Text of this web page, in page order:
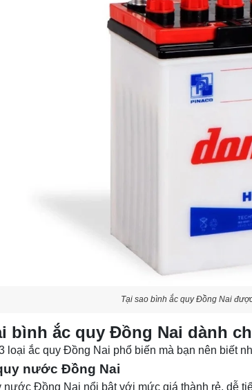
Tại sao bình ắc quy Đồng Nai
bình ắc quy Đồng Nai dành
loại ắc quy Đồng Nai phổ biến mà bạn nên biết
nước Đồng Nai
nước Đồng Nai nổi bật với mức giá thành rẻ, dễ